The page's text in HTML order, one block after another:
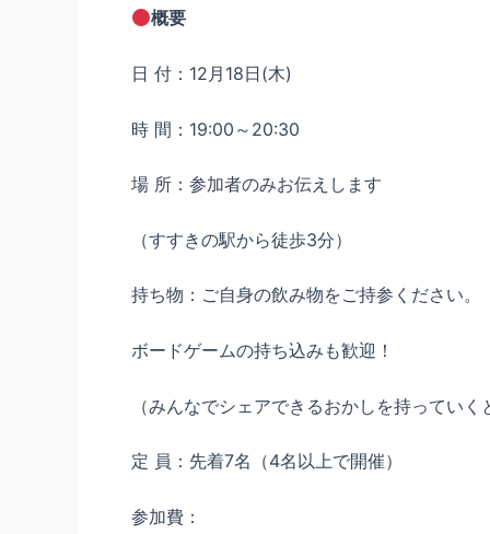
概要
日 付：12月18日(木)
時 間：19:00～20:30
場 所：参加者のみお伝えします
（すすきの駅から徒歩3分）
持ち物：ご自身の飲み物をご持参ください。
ボードゲームの持ち込みも歓迎！
（みんなでシェアできるおかしを持っていく
定 員：先着7名（4名以上で開催）
参加費：